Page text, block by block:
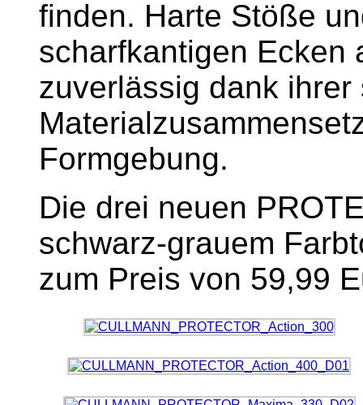
finden. Harte Stöße
scharfkantigen Ecken
zuverlässig dank ihrer
Formgebung.
Die drei neuen
schwarz-grauem
zum Preis von 59,99